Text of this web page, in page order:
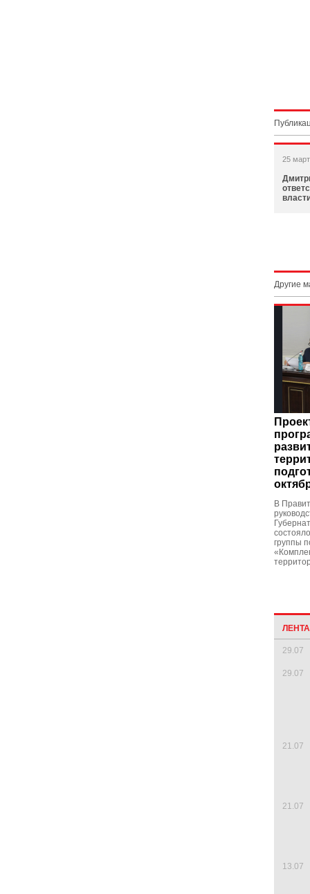
25
Другие
В
группы
29.07
29.07
21.07
21.07
13.07